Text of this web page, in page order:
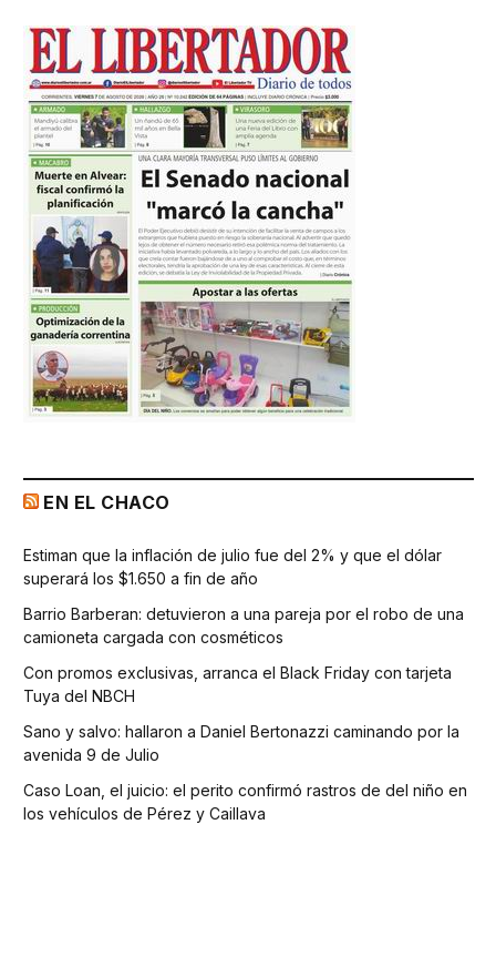
EN EL CHACO
Estiman que la inflación de julio fue del 2% y que el dólar
superará los $1.650 a fin de año
Barrio Barberan: detuvieron a una pareja por el robo de una
camioneta cargada con cosméticos
Con promos exclusivas, arranca el Black Friday con tarjeta
Tuya del NBCH
Sano y salvo: hallaron a Daniel Bertonazzi caminando por la
avenida 9 de Julio
Caso Loan, el juicio: el perito confirmó rastros de del niño en
los vehículos de Pérez y Caillava